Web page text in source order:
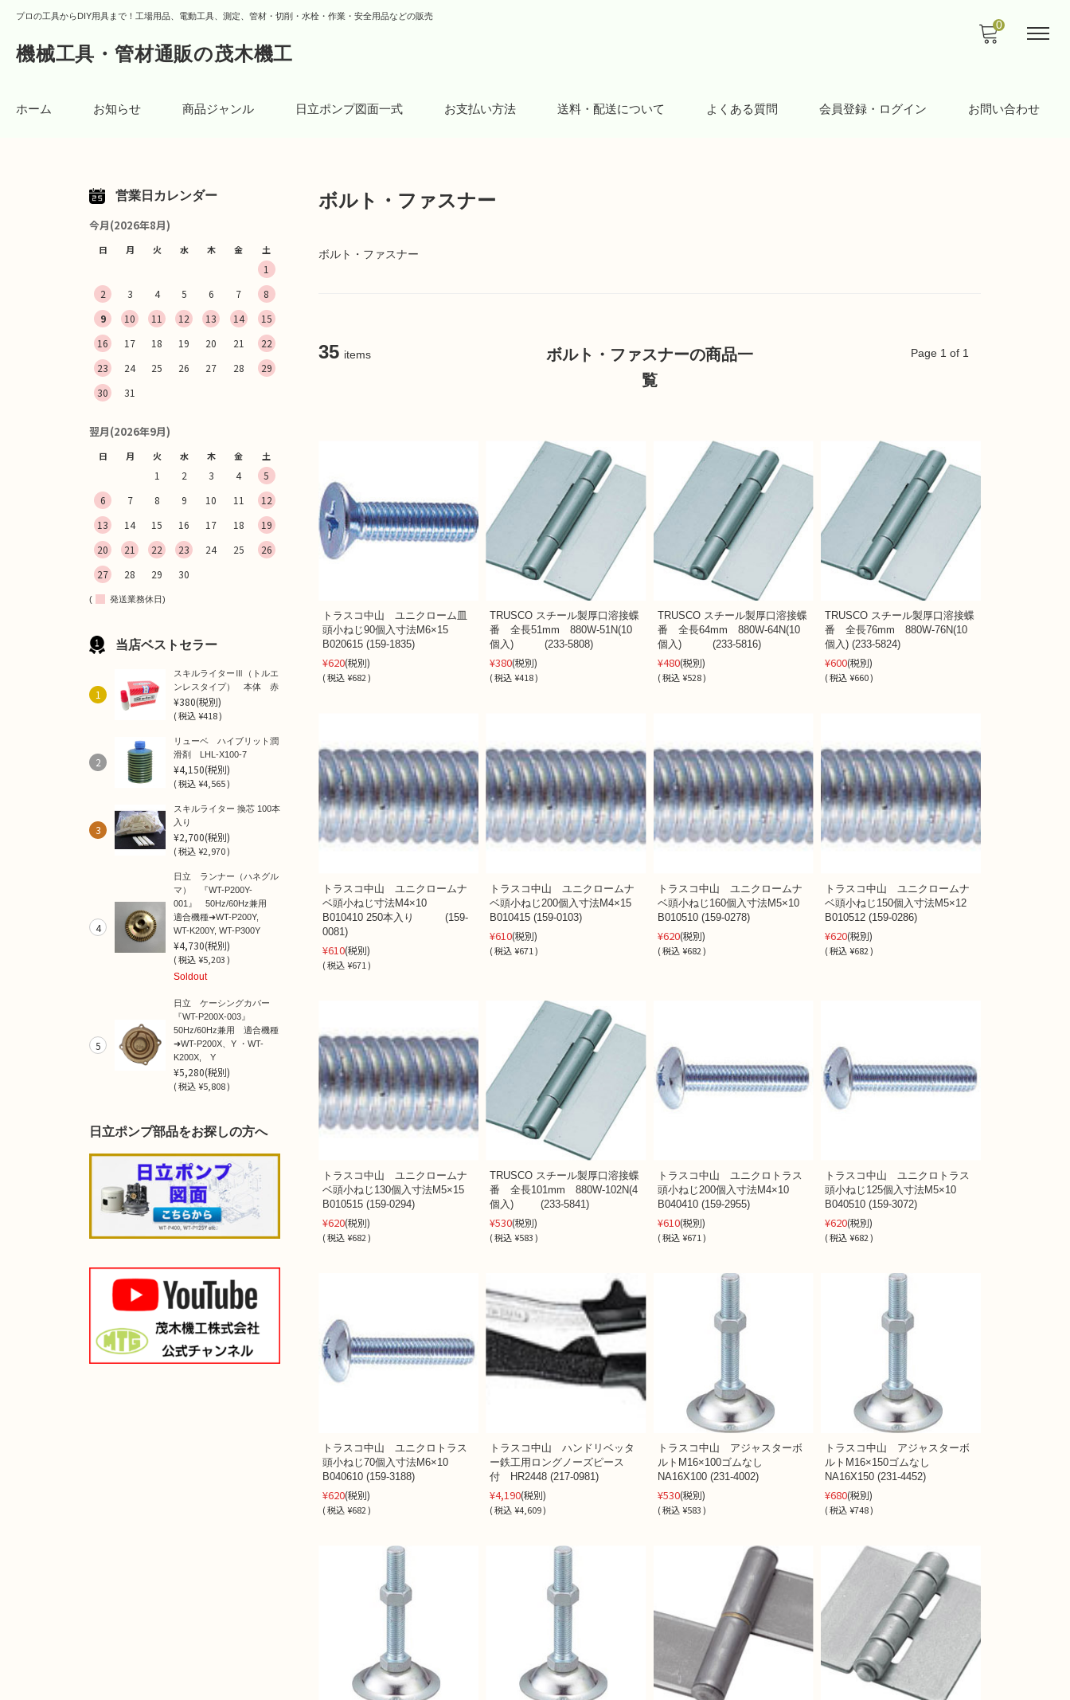
プロの工具からDIY用具まで！工場用品、電動工具、測定、管材・切削・水栓・作業・安全用品などの販売
機械工具・管材通販の茂木機工
ホーム お知らせ 商品ジャンル 日立ポンプ図面一式 お支払い方法 送料・配送について よくある質問 会員登録・ログイン お問い合わせ
0
ボルト・ファスナー
ボルト・ファスナー
ボルト・ファスナーの商品一
覧
35 items Page 1 of 1
トラスコ中山 ユニクローム皿
頭小ねじ90個入寸法M6×15
B020615 (159-1835)
¥620(税別)
(税込¥682 )
TRUSCO スチール製厚口溶接蝶
番 全長51mm 880W-51N(10
個入) (233-5808)
¥380(税別)
(税込 ¥418 )
TRUSCO スチール製厚口溶接蝶
番 全長64mm 880W-64N(10
個入) (233-5816)
¥480(税別)
(税込 ¥528 )
TRUSCO スチール製厚口溶接蝶
番 全長76mm 880W-76N(10
個入) (233-5824)
¥600(税別)
(税込 ¥660 )
トラスコ中山 ユニクロームナ
ベ頭小ねじ寸法M4×10
B010410 250本入り (159-
0081)
¥610(税別)
(税込¥671 )
トラスコ中山 ユニクロームナ
ベ頭小ねじ200個入寸法M4×15
B010415 (159-0103)
¥610(税別)
(税込 ¥671 )
トラスコ中山 ユニクロームナ
ベ頭小ねじ160個入寸法M5×10
B010510 (159-0278)
¥620(税別)
(税込 ¥682 )
トラスコ中山 ユニクロームナ
ベ頭小ねじ150個入寸法M5×12
B010512 (159-0286)
¥620(税別)
(税込 ¥682 )
トラスコ中山 ユニクロームナ
ベ頭小ねじ130個入寸法M5×15
B010515 (159-0294)
¥620(税別)
(税込¥682 )
TRUSCO スチール製厚口溶接蝶
番 全長101mm 880W-102N(4
個入) (233-5841)
¥530(税別)
(税込 ¥583 )
トラスコ中山 ユニクロトラス
頭小ねじ200個入寸法M4×10
B040410 (159-2955)
¥610(税別)
(税込 ¥671 )
トラスコ中山 ユニクロトラス
頭小ねじ125個入寸法M5×10
B040510 (159-3072)
¥620(税別)
(税込 ¥682 )
トラスコ中山 ユニクロトラス
頭小ねじ70個入寸法M6×10
B040610 (159-3188)
¥620(税別)
(税込¥682 )
トラスコ中山 ハンドリベッタ
ー鉄工用ロングノーズピース
付 HR2448 (217-0981)
¥4,190(税別)
(税込 ¥4,609 )
トラスコ中山 アジャスターボ
ルトM16×100ゴムなし
NA16X100 (231-4002)
¥530(税別)
(税込 ¥583 )
トラスコ中山 アジャスターボ
ルトM16×150ゴムなし
NA16X150 (231-4452)
¥680(税別)
(税込 ¥748 )
営業日カレンダー
今月(2026年8月)
日 月 火 水 木 金 土
1
2
3 4 5 6 7
8
9
10 11 12 13 14
15
16
17 18 19 20 21
22
23
24 25 26 27 28
29
30
31
翌月(2026年9月)
日 月 火 水 木 金 土
1 2 3 4
5
6
7 8 9 10 11
12
13
14 15 16 17 18
19
20
21 22 23 24 25
26
27
28 29 30
( 発送業務休日)
当店ベストセラー
1
スキルライターⅢ（トルエ
ンレスタイプ） 本体 赤
¥380(税別)
(税込¥418 )
2
リューベ ハイブリット潤
滑剤 LHL-X100-7
¥4,150(税別)
(税込¥4,565 )
3
スキルライター 換芯 100本
入り
¥2,700(税別)
(税込¥2,970 )
4
日立 ランナー（ハネグル
マ） 『WT-P200Y-
001』 50Hz/60Hz兼用
適合機種➜WT-P200Y,
WT-K200Y, WT-P300Y
¥4,730(税別)
(税込¥5,203 )
Soldout
5
日立 ケーシングカバー
『WT-P200X-003』
50Hz/60Hz兼用 適合機種
➜WT-P200X、Y ・WT-
K200X, Y
¥5,280(税別)
(税込¥5,808 )
日立ポンプ部品をお探しの方へ